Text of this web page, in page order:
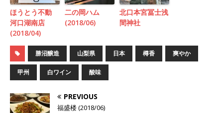
ほうとう不動
河口湖南店
(2018/04)
二の岡ハム
(2018/06)
北口本宮冨士浅
間神社
勝沼醸造 山梨県 日本 樽香 爽やか
甲州 白ワイン 酸味
PREVIOUS
福盛楼 (2018/06)